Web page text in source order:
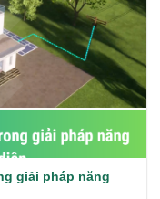
giải pháp năng